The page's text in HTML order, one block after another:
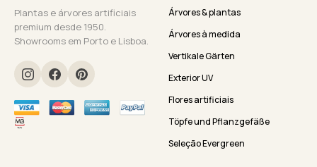
Plantas e árvores artificiais
premium desde 1950.
Showrooms em Porto e Lisboa.
Árvores & plantas
Árvores à medida
Vertikale Gärten
Exterior UV
Flores artificiais
Töpfe und Pflanzgefäße
Seleção Evergreen